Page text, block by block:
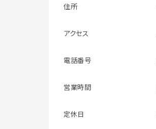
住所
アクセス
電話番号
営業時間
定休日